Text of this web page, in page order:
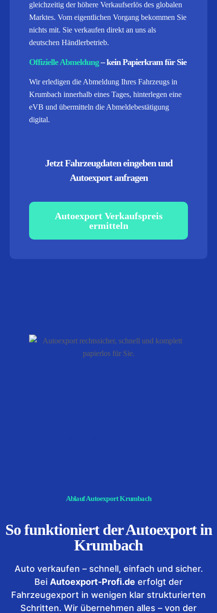
gleichzeitig der höhere Verkaufserlös des globalen
Marktes. Vom eigentlichen Vorgang bekommen Sie
nichts mit. Sie verkaufen direkt an uns als
deutschen Händlerbetrieb.
Offizielle Abmeldung– kein Papierkram für Sie
Wir erledigen die Abmeldung Ihres Fahrzeugs in
Krumbach innerhalb eines Tages, hinterlegen eine
eVB und übermitteln die Abmeldebestätigung
digital.
Jetzt Fahrzeugdaten eingeben und
Autoexport anfragen
Autoexport Verkaufspreis
ermitteln
Ablauf Autoexport Krumbach
So funktioniert der Autoexport in
Krumbach
Auto verkaufen – schnell, einfach und sicher.
Bei Autoexport-Profi.de erfolgt der
Fahrzeugexport in wenigen klar strukturierten
Schritten. Wir übernehmen alles – von der